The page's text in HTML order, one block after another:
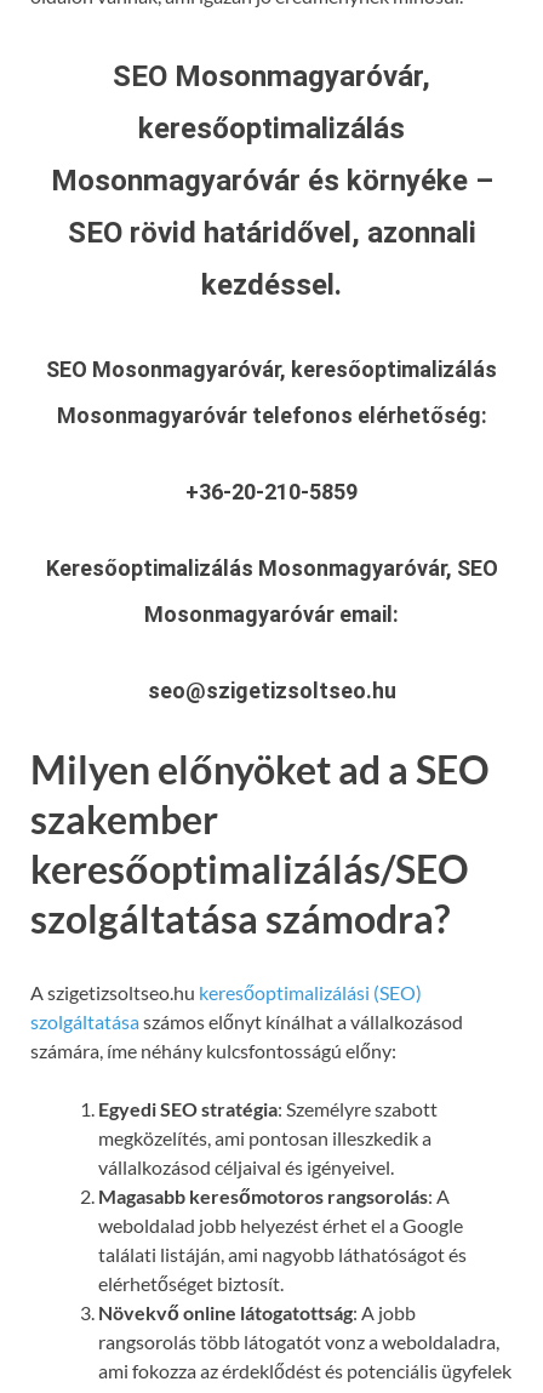
SEO Mosonmagyaróvár,
keresőoptimalizálás
Mosonmagyaróvár és környéke –
SEO rövid határidővel, azonnali
kezdéssel.
SEO Mosonmagyaróvár, keresőoptimalizálás
Mosonmagyaróvár telefonos elérhetőség:
+36-20-210-5859
Keresőoptimalizálás Mosonmagyaróvár, SEO
Mosonmagyaróvár email:
seo@szigetizsoltseo.hu
Milyen előnyöket ad a SEO
szakember
keresőoptimalizálás/SEO
szolgáltatása számodra?
A szigetizsoltseo.hu keresőoptimalizálási (SEO)
szolgáltatásaszámos előnyt kínálhat a vállalkozásod
számára, íme néhány kulcsfontosságú előny:
Egyedi SEO stratégia: Személyre szabott
megközelítés, ami pontosan illeszkedik a
vállalkozásod céljaival és igényeivel.
Magasabb keresőmotoros rangsorolás: A
weboldalad jobb helyezést érhet el a Google
találati listáján, ami nagyobb láthatóságot és
elérhetőséget biztosít.
Növekvő online látogatottság: A jobb
rangsorolás több látogatót vonz a weboldaladra,
ami fokozza az érdeklődést és potenciális ügyfelek